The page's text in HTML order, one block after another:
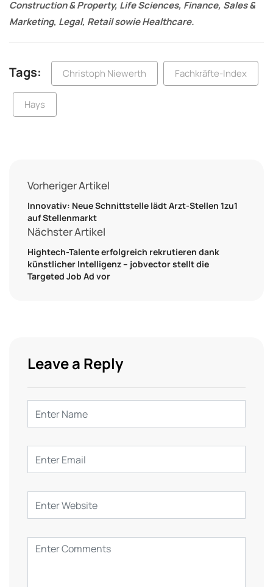
Construction & Property, Life Sciences, Finance, Sales &
Marketing, Legal, Retail sowie Healthcare.
Tags: Christoph Niewerth Fachkräfte-Index
Hays
Vorheriger Artikel
Innovativ: Neue Schnittstelle lädt Arzt-Stellen 1zu1
auf Stellenmarkt
Nächster Artikel
Hightech-Talente erfolgreich rekrutieren dank
künstlicher Intelligenz – jobvector stellt die
Targeted Job Ad vor
Leave a Reply